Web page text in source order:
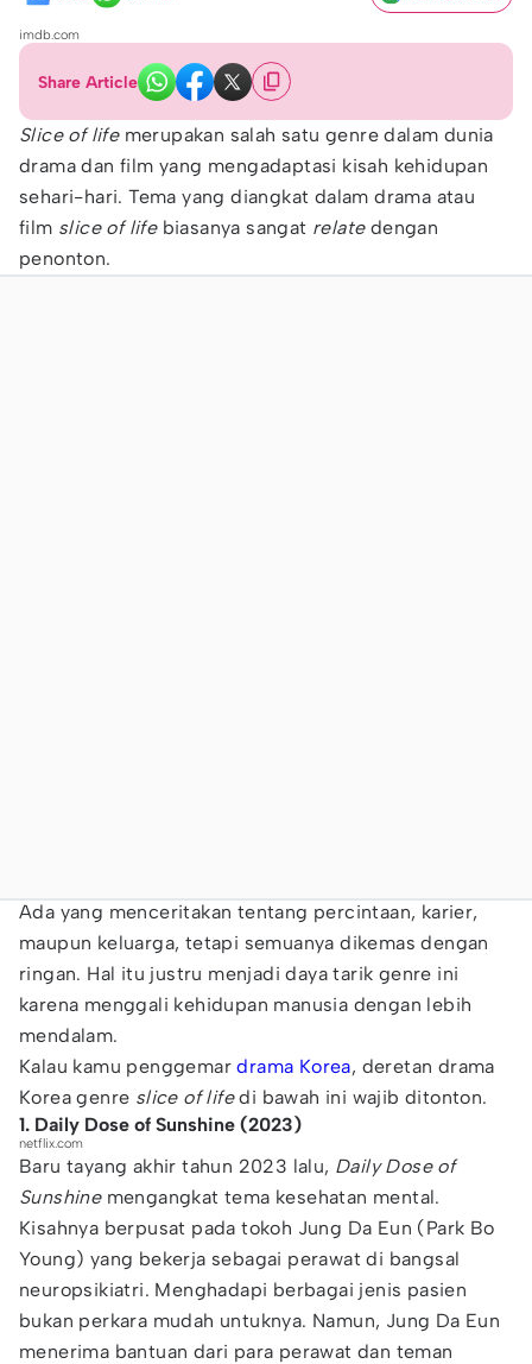
imdb.com
Share Article
Slice of lifemerupakan salah satu genre dalam dunia
drama dan film yang mengadaptasi kisah kehidupan
sehari-hari. Tema yang diangkat dalam drama atau
film slice of lifebiasanya sangat relatedengan
penonton.
Ada yang menceritakan tentang percintaan, karier,
maupun keluarga, tetapi semuanya dikemas dengan
ringan. Hal itu justru menjadi daya tarik genre ini
karena menggali kehidupan manusia dengan lebih
mendalam.
Kalau kamu penggemardrama Korea, deretan drama
Korea genre slice of lifedi bawah ini wajib ditonton.
1. Daily Dose of Sunshine (2023)
netflix.com
Baru tayang akhir tahun 2023 lalu, Daily Dose of
Sunshinemengangkat tema kesehatan mental.
Kisahnya berpusat pada tokoh Jung Da Eun (Park Bo
Young) yang bekerja sebagai perawat di bangsal
neuropsikiatri. Menghadapi berbagai jenis pasien
bukan perkara mudah untuknya. Namun, Jung Da Eun
menerima bantuan dari para perawat dan teman